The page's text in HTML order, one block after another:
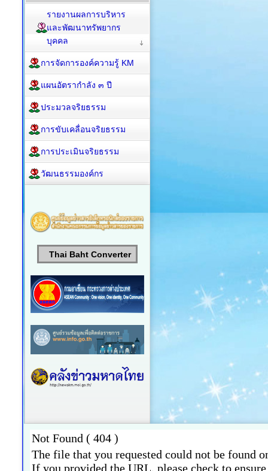
รายงานผลการบริหาร
และพัฒนาทรัพยากร
บุคคล
การจัดการองค์ความรู้ KM
แผนอัตรากำลัง ๓ ปี
ประมวลจริยธรรม
การขับเคลื่อนจริยธรรม
การประเมินจริยธรรม
วัฒนธรรมองค์กร
Thai Baht Converter